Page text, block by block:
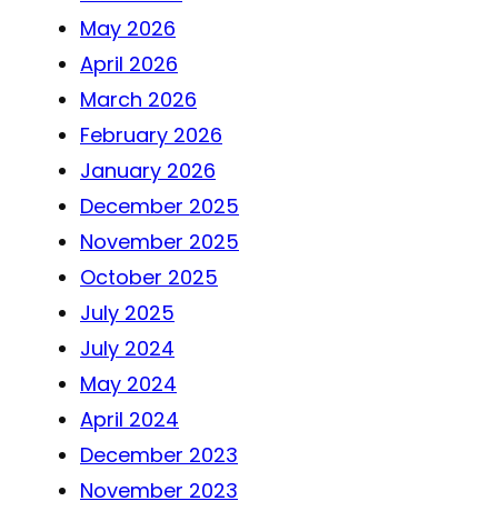
May 2026
April 2026
March 2026
February 2026
January 2026
December 2025
November 2025
October 2025
July 2025
July 2024
May 2024
April 2024
December 2023
November 2023